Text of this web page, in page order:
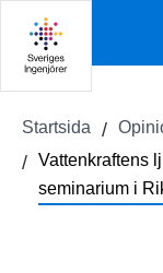
Startsida
Vattenkraftens
seminarium i